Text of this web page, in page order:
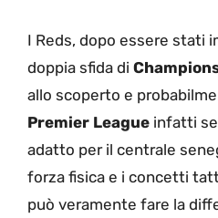
I Reds, dopo essere stati
doppia sfida di
allo scoperto e
Premier League infatti
adatto per il centrale
forza fisica e i concetti
può veramente fare la